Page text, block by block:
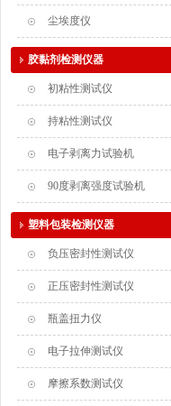
尘埃度仪
胶黏剂检测仪器
初粘性测试仪
持粘性测试仪
电子剥离力试验机
90度剥离强度试验机
塑料包装检测仪器
负压密封性测试仪
正压密封性测试仪
瓶盖扭力仪
电子拉伸测试仪
摩擦系数测试仪